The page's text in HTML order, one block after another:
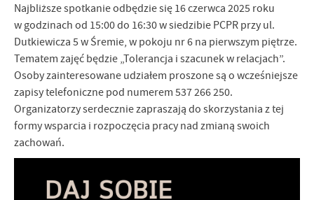
Najbliższe spotkanie odbędzie się 16 czerwca 2025 roku
w godzinach od 15:00 do 16:30 w siedzibie PCPR przy ul.
Dutkiewicza 5 w Śremie, w pokoju nr 6 na pierwszym piętrze.
Tematem zajęć będzie „Tolerancja i szacunek w relacjach”.
Osoby zainteresowane udziałem proszone są o wcześniejsze
zapisy telefoniczne pod numerem 537 266 250.
Organizatorzy serdecznie zapraszają do skorzystania z tej
formy wsparcia i rozpoczęcia pracy nad zmianą swoich
zachowań.